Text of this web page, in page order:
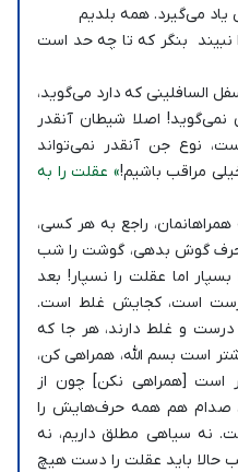
یاد می‌گیرد. همه بلدیم
بنگر که تا چه حد است
که دارد می‌گوید،
نمی‌گوید! اصلا شیطان آنقدر
نوع جن آنقدر نمی‌تواند
مراقب باشیم!» عقلت را به
همراهانمان، راجع به هر کسی،
حرف گوش بدهی، گوشت را شب
اما عقلت را نسپار! بعد
است، کجایش غلط است.
و غلط دارند، هر جا که
است بسم الله، همراهی کن،
[همراهی نکن] چون از
صدام هم همه حرف‌هایش را
است. نه سیاهی مطلق داریم، نه
باید عقلت را دست هیچ